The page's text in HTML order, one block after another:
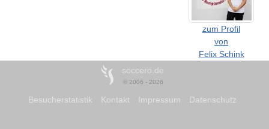
zum Profil
von
Felix Schink
soccero.de
© 2006 - 2026
Besucherstatistik Kontakt Impressum Datenschutz